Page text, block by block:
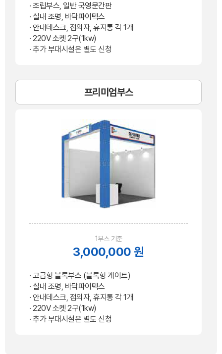
· 조립부스, 일반 국영문간판
· 실내 조명, 바닥파이텍스
· 안내데스크, 접의자, 휴지통 각 1개
· 220V 소켓 2구(1kw)
· 추가 부대시설은 별도 신청
프리미엄부스
1부스 기준
3,000,000 원
· 고급형 블록부스 (블록형 게이트)
· 실내 조명, 바닥파이텍스
· 안내데스크, 접의자, 휴지통 각 1개
· 220V 소켓 2구(1kw)
· 추가 부대시설은 별도 신청